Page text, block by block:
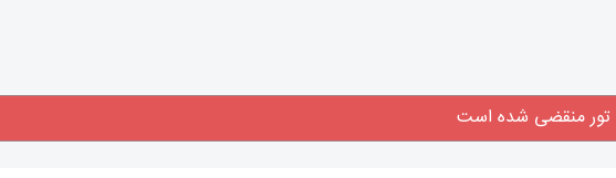
تور منقضی شده است